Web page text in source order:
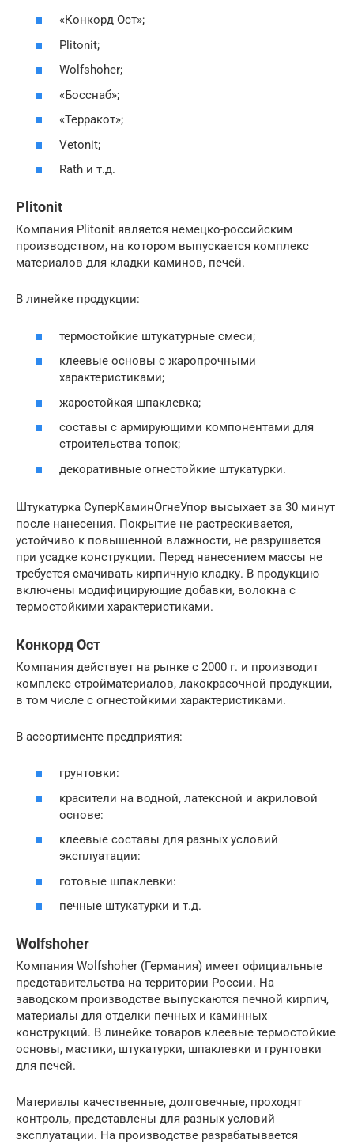
«Конкорд Ост»;
Plitonit;
Wolfshoher;
«Босснаб»;
«Терракот»;
Vetonit;
Rath и т.д.
Plitonit
Компания Plitonit является немецко-российским
производством, на котором выпускается комплекс
материалов для кладки каминов, печей.
В линейке продукции:
термостойкие штукатурные смеси;
клеевые основы с жаропрочными
характеристиками;
жаростойкая шпаклевка;
составы с армирующими компонентами для
строительства топок;
декоративные огнестойкие штукатурки.
Штукатурка СуперКаминОгнеУпор высыхает за 30 минут
после нанесения. Покрытие не растрескивается,
устойчиво к повышенной влажности, не разрушается
при усадке конструкции. Перед нанесением массы не
требуется смачивать кирпичную кладку. В продукцию
включены модифицирующие добавки, волокна с
термостойкими характеристиками.
Конкорд Ост
Компания действует на рынке с 2000 г. и производит
комплекс стройматериалов, лакокрасочной продукции,
в том числе с огнестойкими характеристиками.
В ассортименте предприятия:
грунтовки:
красители на водной, латексной и акриловой
основе:
клеевые составы для разных условий
эксплуатации:
готовые шпаклевки:
печные штукатурки и т.д.
Wolfshoher
Компания Wolfshoher (Германия) имеет официальные
представительства на территории России. На
заводском производстве выпускаются печной кирпич,
материалы для отделки печных и каминных
конструкций. В линейке товаров клеевые термостойкие
основы, мастики, штукатурки, шпаклевки и грунтовки
для печей.
Материалы качественные, долговечные, проходят
контроль, представлены для разных условий
эксплуатации. На производстве разрабатывается